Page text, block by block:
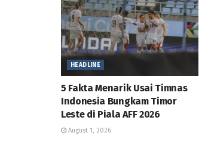
HEADLINE
5 Fakta Menarik Usai Timnas
Indonesia Bungkam Timor
Leste di Piala AFF 2026
August 1, 2026